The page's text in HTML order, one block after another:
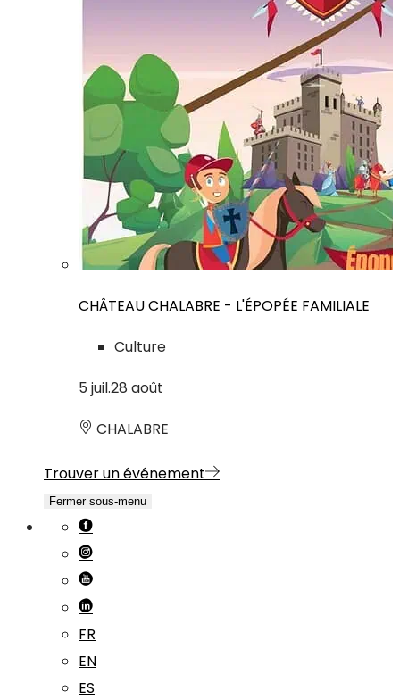
CHÂTEAU CHALABRE - L'ÉPOPÉE FAMILIALE
Culture
5 juil.28 août
CHALABRE
Trouver un événement
Fermer sous-menu
FR
EN
ES